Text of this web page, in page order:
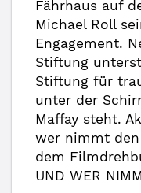
Fährhaus auf
Michael Roll
Engagement.
Stiftung
Stiftung für
unter der
Maffay steht.
wer nimmt den
dem
UND WER